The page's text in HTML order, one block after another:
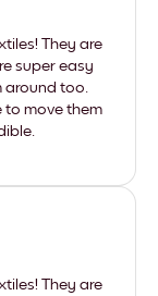
They are
super easy
too.
to move them
They are